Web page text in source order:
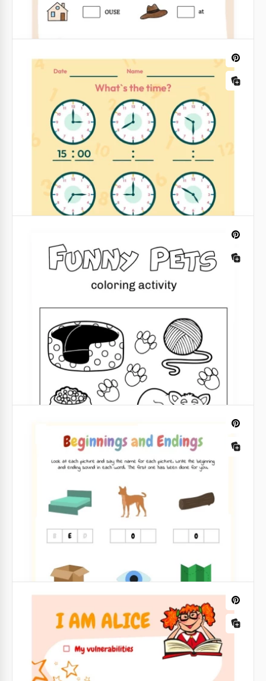
Ficha de Aventura
Nossa planilha de aventura é ótima para aprender
estudo empolgante para seus alunos, use este
modelo. Nós adicionamos o texto a ele como
exemplo.
Google Slides
Folha de exercícios engraçados de
Se você está procurando uma boa ficha de
exercícios para seus filhos ou alunos, temos algo
ótimo para você. Aqui está um modelo de ficha com
Google Docs
Com um design autêntico e único, nosso modelo de
planilha Yellow Time é uma ótima maneira de
organizar sua rotina diária.
Google Slides
Folhas de Atividades de Colorir
Essas incríveis fichas para atividades de colorir
permitirão que suas crianças se divirtam. Muitos
objetos diferentes em uma única folha ficam bons
juntos.